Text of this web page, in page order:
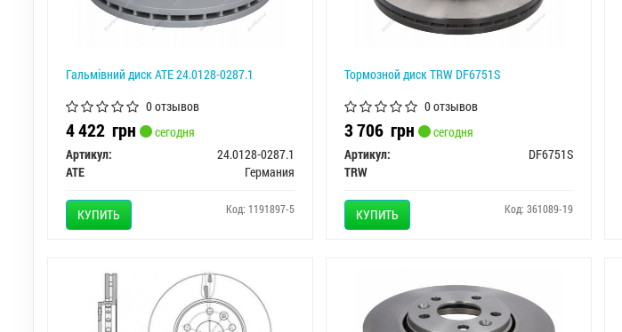
Гальмiвний диск ATE 24.0128-0287.1
0 отзывов
4 422 грн
сегодня
Артикул:
24.0128-0287.1
ATE
Германия
КУПИТЬ Код: 1191897-5
Тормозной диск TRW DF6751S
0 отзывов
3 706 грн
сегодня
Артикул:
DF6751S
TRW
КУПИТЬ Код: 361089-19